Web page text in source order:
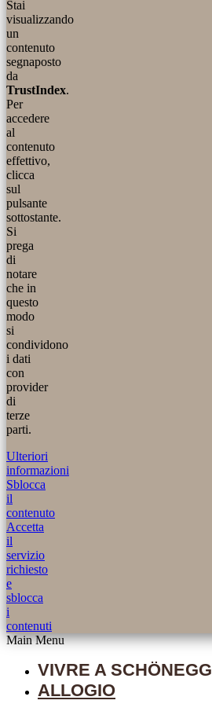
Stai
visualizzando
un
contenuto
segnaposto
da
TrustIndex.
Per
accedere
al
contenuto
effettivo,
clicca
sul
pulsante
sottostante.
Si
prega
di
notare
che in
questo
modo
si
condividono
i dati
con
provider
di
terze
parti.
Ulteriori
informazioni
Sblocca
il
contenuto
Accetta
il
servizio
richiesto
e
sblocca
i
contenuti
Main Menu
VIVRE A SCHÖNEGG
ALLOGIO